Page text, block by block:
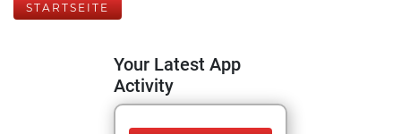
STARTSEITE
Your Latest App
Activity